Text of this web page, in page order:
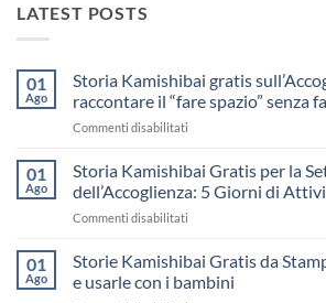
LATEST POSTS
01
Ago
Storia Kamishibai gratis
raccontare il “fare spazio” senza
Commenti disabilitati
Kamishibai
sull’Accoglienza:
il
“fare
01
Ago
Storia Kamishibai Gratis per la
dell’Accoglienza: 5 Giorni di
Commenti disabilitati
Kamishibai
per
01
Ago
Storie Kamishibai Gratis da
e usarle con i bambini